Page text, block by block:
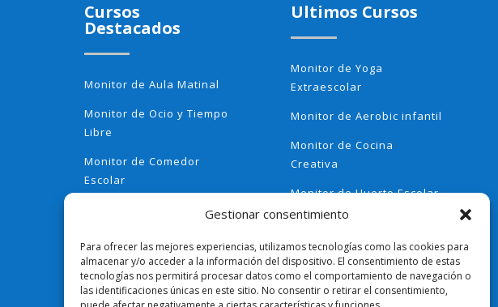
Gestionar consentimiento
Para ofrecer las mejores experiencias, utilizamos tecnologías como las cookies para
almacenar y/o acceder a la información del dispositivo. El consentimiento de estas
tecnologías nos permitirá procesar datos como el comportamiento de navegación o
las identificaciones únicas en este sitio. No consentir o retirar el consentimiento,
Cursos
Destacados
Monitor de Aula Matinal
Monitor de Ocio y Tiempo
Libre
Monitor de Comedor
Escolar
Monitor Actividades
Extraescolares
Ultimos Cursos
Monitor de Yoga
Extraescolar
Monitor de Aerobic infantil
Monitor de Cocina
Creativa
Monitor de Huerto Escolar
Monitor de Ajedrez